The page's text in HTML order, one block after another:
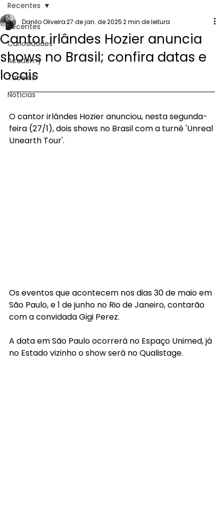
Recentes
Curiosidades
Academy
Tabelas
Notícias
Recentes
Cantor irlândes Hozier anuncia
shows no Brasil; confira datas e
locais
Danilo Oliveira27 de jan. de 20252 min de leitura
O cantor irlândes Hozier anunciou, nesta segunda-
feira (27/1), dois shows no Brasil com a turnê 'Unreal
Unearth Tour'.
Os eventos que acontecem nos dias 30 de maio em
São Paulo, e 1 de junho no Rio de Janeiro, contarão
com a convidada Gigi Perez.
A data em São Paulo ocorrerá no Espaço Unimed, já
no Estado vizinho o show será no Qualistage.